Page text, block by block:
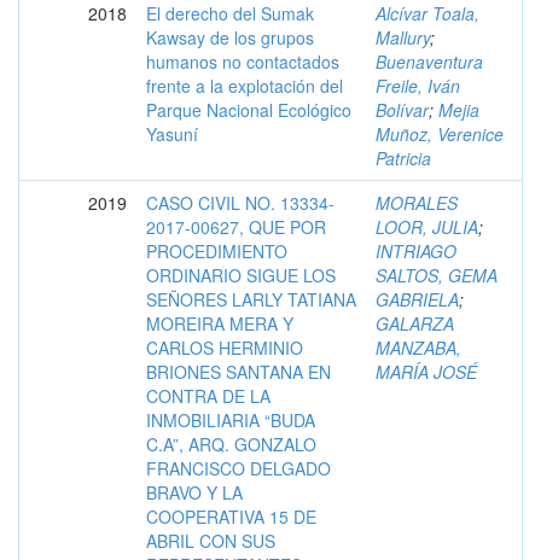
2018
El derecho del Sumak
Kawsay de los grupos
humanos no contactados
frente a la explotación del
Parque Nacional Ecológico
Yasuní
Alcívar Toala,
Mallury;
Buenaventura
Freile, Iván
Bolívar; Mejia
Muñoz, Verenice
Patricia
2019
CASO CIVIL NO. 13334-
2017-00627, QUE POR
PROCEDIMIENTO
ORDINARIO SIGUE LOS
SEÑORES LARLY TATIANA
MOREIRA MERA Y
CARLOS HERMINIO
BRIONES SANTANA EN
CONTRA DE LA
INMOBILIARIA “BUDA
C.A”, ARQ. GONZALO
FRANCISCO DELGADO
BRAVO Y LA
COOPERATIVA 15 DE
ABRIL CON SUS
MORALES
LOOR, JULIA;
INTRIAGO
SALTOS, GEMA
GABRIELA;
GALARZA
MANZABA,
MARÍA JOSÉ